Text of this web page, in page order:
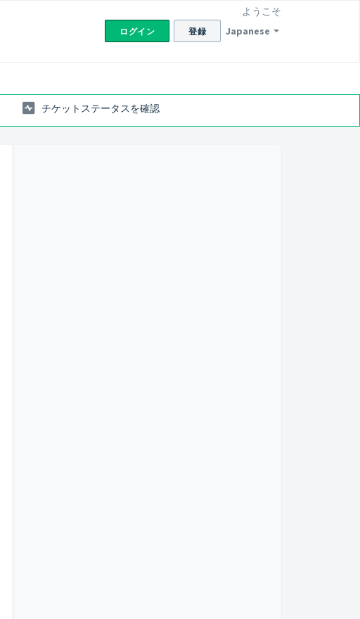
Japanese
ようこそ
ログイン 登録
チケットステータスを確認